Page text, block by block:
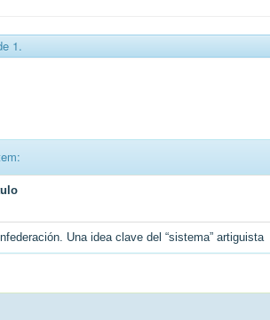
1.
Una idea clave del “sistema” artiguista